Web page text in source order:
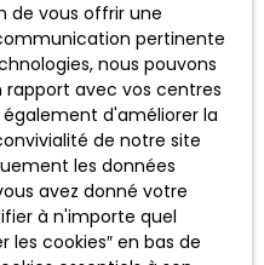
de vous offrir une
pertinente
nous pouvons
avec vos centres
d'améliorer la
de notre site
les données
avez donné votre
à n'importe quel
les cookies″ en bas de